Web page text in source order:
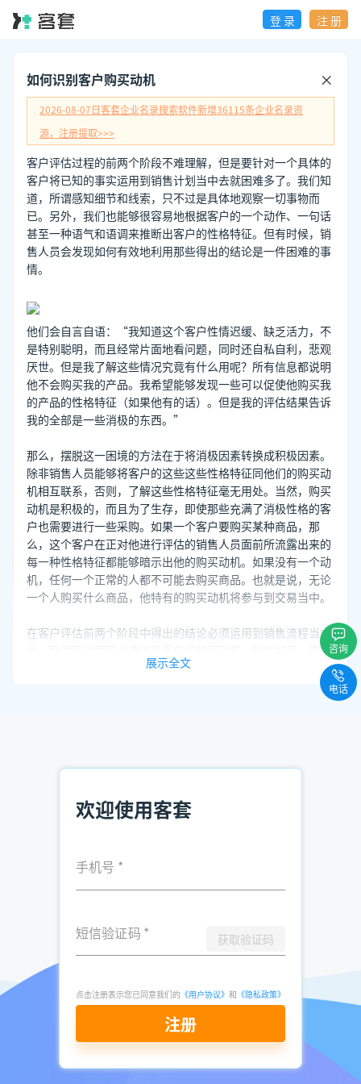
登 录 注 册
如何识别客户购买动机
2026-08-07日客套企业名录搜索软件新增36115条企业名录资
源，注册提取>>>
客户评估过程的前两个阶段不难理解，但是要针对一个具体的
客户将已知的事实运用到销售计划当中去就困难多了。我们知
道，所谓感知细节和线索，只不过是具体地观察一切事物而
已。另外，我们也能够很容易地根据客户的一个动作、一句话
甚至一种语气和语调来推断出客户的性格特征。但有时候，销
售人员会发现如何有效地利用那些得出的结论是一件困难的事
情。
他们会自言自语：“我知道这个客户性情迟缓、缺乏活力，不
是特别聪明，而且经常片面地看问题，同时还自私自利，悲观
厌世。但是我了解这些情况究竟有什么用呢？所有信息都说明
他不会购买我的产品。我希望能够发现一些可以促使他购买我
的产品的性格特征（如果他有的话）。但是我的评估结果告诉
我的全部是一些消极的东西。”
那么，摆脱这一困境的方法在于将消极因素转换成积极因素。
除非销售人员能够将客户的这些这些性格特征同他们的购买动
机相互联系，否则，了解这些性格特征毫无用处。当然，购买
动机是积极的，而且为了生存，即使那些充满了消极性格的客
户也需要进行一些采购。如果一个客户要购买某种商品，那
么，这个客户在正对他进行评估的销售人员面前所流露出来的
每一种性格特征都能够暗示出他的购买动机。如果没有一个动
机，任何一个正常的人都不可能去购买商品。也就是说，无论
一个人购买什么商品，他特有的购买动机将参与到交易当中。
在客户评估前两个阶段中得出的结论必须运用到销售流程当中
去，而运用过程又必须涉及客户的购买动机。所幸的是，要解
决运用问题并不需要对购买动机进行复杂的阐释。大体上说，
总共只有四大类主要的购买动机。不过在每一类的下面又各有
一些分支，这些分支几乎覆盖了销售人员所能够遇到的所有情
动机。这些动机将能够满足一般的销售人员的工作需要。让我
a.为了个人利益
c.为了个人利益之上的公司利益
d.为了节省时间
2.与经济有关的购买动机
a.为了赚钱
b.为了省钱
展示全文
欢迎使用客套
手机号 *
短信验证码 * 获取验证码
点击注册表示您已同意我们的 《用户协议》 和 《隐私政策》
注册
咨询
电话